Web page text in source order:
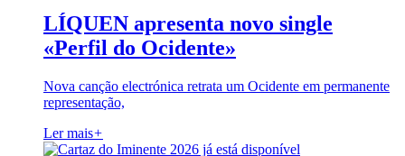
LÍQUEN apresenta novo single
«Perfil do Ocidente»
Nova canção electrónica retrata um Ocidente em permanente
representação,
Ler mais+